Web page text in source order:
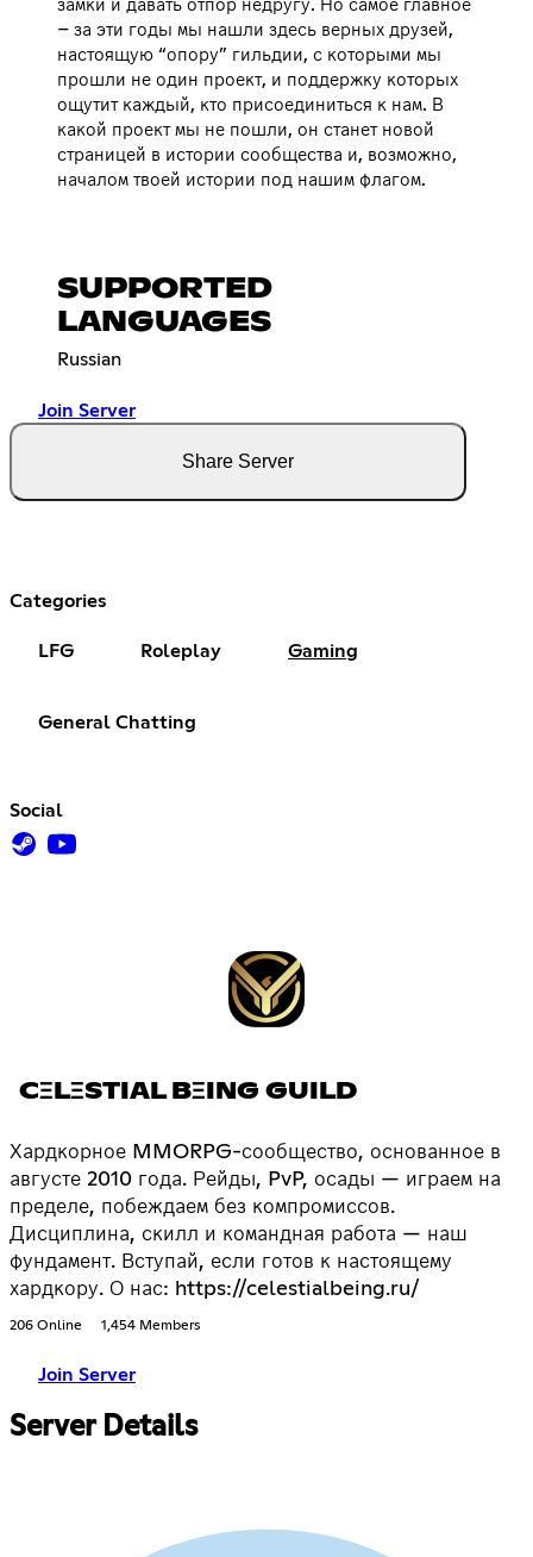
замки и давать отпор недругу. Но самое главное
– за эти годы мы нашли здесь верных друзей,
настоящую “опору” гильдии, с которыми мы
прошли не один проект, и поддержку которых
ощутит каждый, кто присоединиться к нам. В
какой проект мы не пошли, он станет новой
страницей в истории сообщества и, возможно,
началом твоей истории под нашим флагом.
SUPPORTED
LANGUAGES
Russian
Join Server
Share Server
Categories
LFG Roleplay Gaming
General Chatting
Social
CΞLΞSTIAL BΞING GUILD
Хардкорное MMORPG-сообщество, основанное в
августе 2010 года. Рейды, PvP, осады — играем на
пределе, побеждаем без компромиссов.
Дисциплина, скилл и командная работа — наш
фундамент. Вступай, если готов к настоящему
хардкору. О нас: https://celestialbeing.ru/
206 Online 1,454 Members
Join Server
Server Details